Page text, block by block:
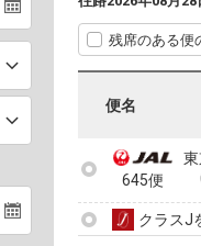
残席のある便
便名
645便
クラスJ